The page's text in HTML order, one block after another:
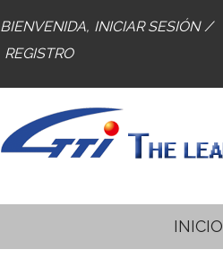
BIENVENIDA, INICIAR SESIÓN /
REGISTRO
INICIO